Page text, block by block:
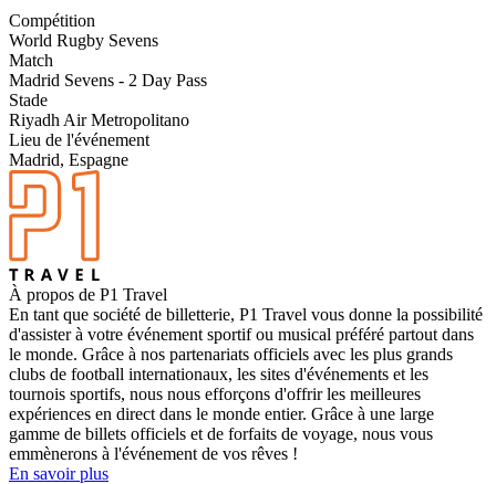
Compétition
World Rugby Sevens
Match
Madrid Sevens - 2 Day Pass
Stade
Riyadh Air Metropolitano
Lieu de l'événement
Madrid, Espagne
À propos de P1 Travel
En tant que société de billetterie, P1 Travel vous donne la possibilité
d'assister à votre événement sportif ou musical préféré partout dans
le monde. Grâce à nos partenariats officiels avec les plus grands
clubs de football internationaux, les sites d'événements et les
tournois sportifs, nous nous efforçons d'offrir les meilleures
expériences en direct dans le monde entier. Grâce à une large
gamme de billets officiels et de forfaits de voyage, nous vous
emmènerons à l'événement de vos rêves !
En savoir plus